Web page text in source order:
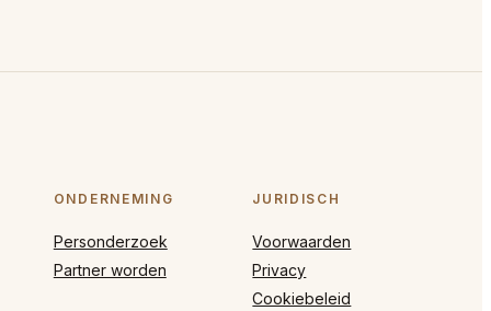
ONDERNEMING
Personderzoek
Partner worden
JURIDISCH
Voorwaarden
Privacy
Cookiebeleid